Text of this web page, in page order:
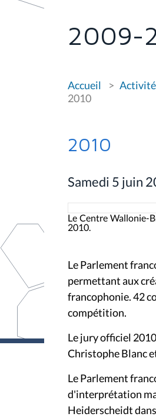
t
e
s
:
2009-
o
u
s
s
i
:
Accueil
2010
2010
Samedi 5 juin
Le Centre Wallonie-
2010.
Le Parlement
permettant aux
francophonie. 42
compétition.
Le jury officiel
Christophe Blanc
Le Parlement
d'interprétation
Heiderscheidtdans